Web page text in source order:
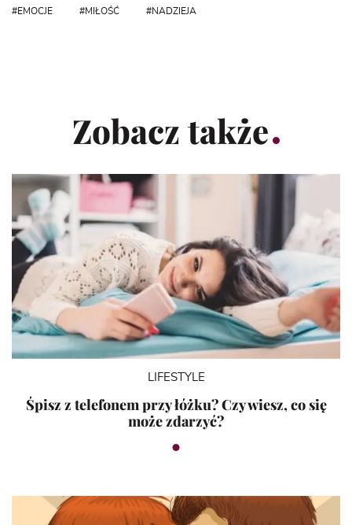
EMOCJE MIŁOŚĆ NADZIEJA
Zobacz także
LIFESTYLE
Śpisz z telefonem przy łóżku? Czy wiesz, co się
może zdarzyć?